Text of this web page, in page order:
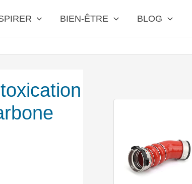
BIEN-ÊTRE BLOG